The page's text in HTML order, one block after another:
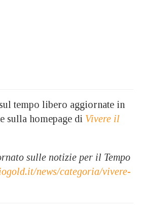
tempo libero aggiornate in
sulla homepage di Vivere il
sulle notizie per il Tempo
news/categoria/vivere-